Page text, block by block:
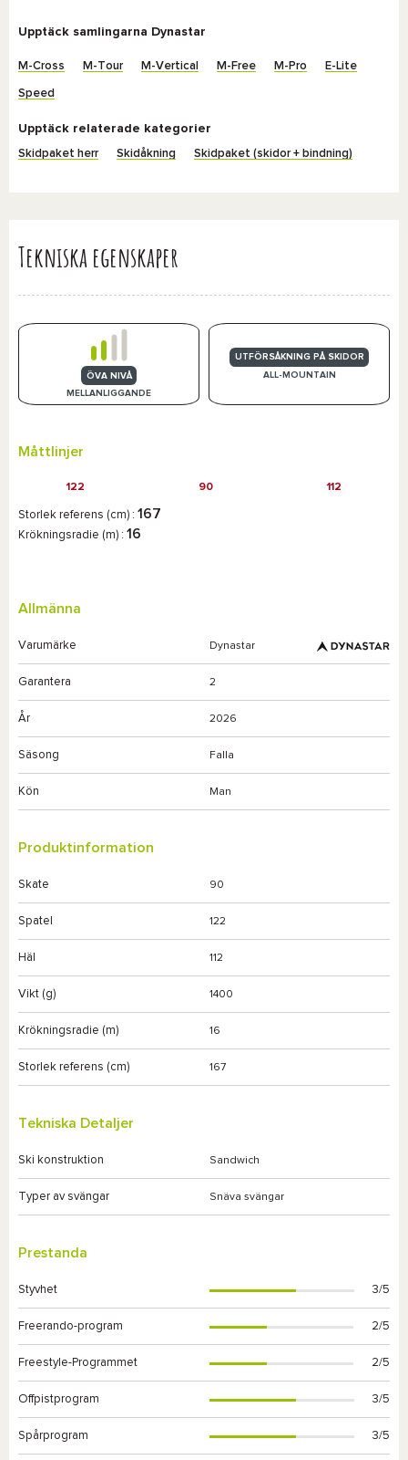
Upptäck samlingarna Dynastar
M-Cross M-Tour M-Vertical M-Free M-Pro E-Lite
Speed
Upptäck relaterade kategorier
Skidpaket herr Skidåkning Skidpaket (skidor + bindning)
Tekniska egenskaper
ÖVA NIVÅ
MELLANLIGGANDE
UTFÖRSÅKNING PÅ SKIDOR
ALL-MOUNTAIN
Måttlinjer
122 90 112
Storlek referens (cm) : 167
Krökningsradie (m) : 16
Allmänna
Varumärke Dynastar
Garantera 2
År 2026
Säsong Falla
Kön Man
Produktinformation
Skate 90
Spatel 122
Häl 112
Vikt (g) 1400
Krökningsradie (m) 16
Storlek referens (cm) 167
Tekniska Detaljer
Ski konstruktion Sandwich
Typer av svängar Snäva svängar
Prestanda
Styvhet 3/5
Freerando-program 2/5
Freestyle-Programmet 2/5
Offpistprogram 3/5
Spårprogram 3/5